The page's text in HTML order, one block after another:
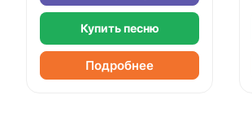
Купить песню
Подробнее